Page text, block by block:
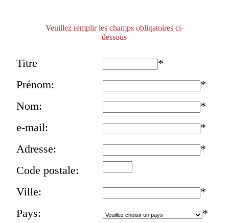
Veuillez remplir les champs obligatoires ci-
dessous
Titre
*
Prénom:
*
Nom:
*
e-mail:
*
Adresse:
*
Code postale:
Ville:
*
Pays:
*